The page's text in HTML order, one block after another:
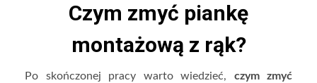
Czym zmyć piankę
montażową z rąk?
Po skończonej pracy warto wiedzieć, czym zmyć